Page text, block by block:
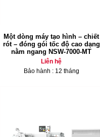
Một dòng máy tạo hình – chiết
rót – đóng gói tốc độ cao dạng
nằm ngang NSW-7000-MT
Liên hệ
Bảo hành : 12 tháng